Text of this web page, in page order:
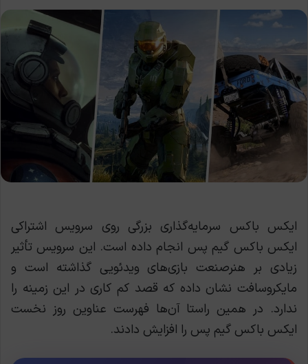
ایکس باکس سرمایه‌گذاری بزرگی روی سرویس اشتراکی
ایکس باکس گیم پس انجام داده است. این سرویس تأثیر
زیادی بر هنرصنعت بازی‌های ویدئویی گذاشته است و
مایکروسافت نشان داده که قصد کم کاری در این زمینه را
ندارد. در همین راستا آن‌ها فهرست عناوین روز نخست
ایکس باکس گیم پس را افزایش دادند.